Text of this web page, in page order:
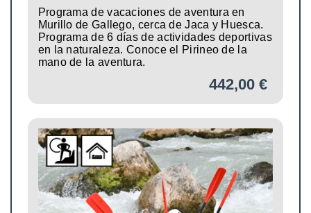
Programa de vacaciones de aventura en
Murillo de Gallego, cerca de Jaca y Huesca.
Programa de 6 días de actividades deportivas
en la naturaleza. Conoce el Pirineo de la
mano de la aventura.
442,00 €